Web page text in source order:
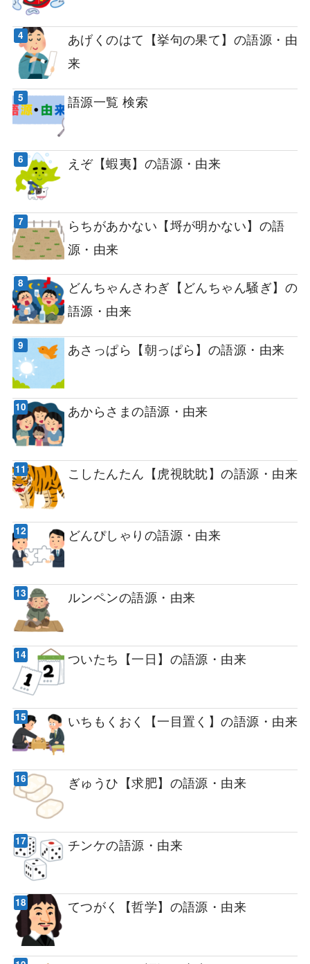
あげくのはて【挙句の果て】の語源・由
来
語源一覧 検索
えぞ【蝦夷】の語源・由来
らちがあかない【埒が明かない】の語
源・由来
どんちゃんさわぎ【どんちゃん騒ぎ】の
語源・由来
あさっぱら【朝っぱら】の語源・由来
あからさまの語源・由来
こしたんたん【虎視眈眈】の語源・由来
どんぴしゃりの語源・由来
ルンペンの語源・由来
ついたち【一日】の語源・由来
いちもくおく【一目置く】の語源・由来
ぎゅうひ【求肥】の語源・由来
チンケの語源・由来
てつがく【哲学】の語源・由来